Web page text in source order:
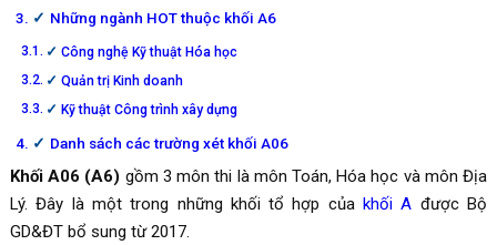
Những ngành HOT thuộc khối A6
Công nghệ Kỹ thuật Hóa học
Quản trị Kinh doanh
Kỹ thuật Công trình xây dựng
Danh sách các trường xét khối A06
Khối A06 (A6) gồm 3 môn thi là môn Toán, Hóa học và môn Địa
Lý. Đây là một trong những khối tổ hợp củakhối A được Bộ
GD&ĐT bổ sung từ 2017.